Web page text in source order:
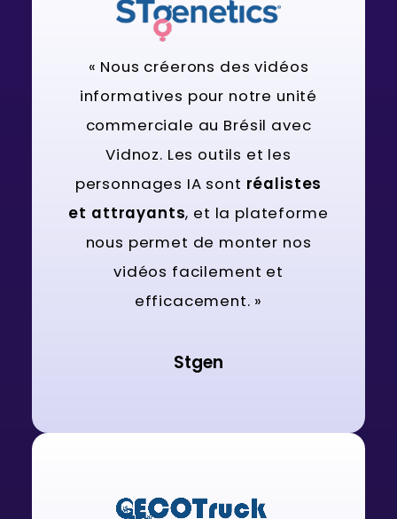
« Nous créerons des vidéos
informatives pour notre unité
commerciale au Brésil avec
Vidnoz. Les outils et les
personnages IA sont réalistes
et attrayants, et la plateforme
nous permet de monter nos
vidéos facilement et
efficacement. »
Stgen